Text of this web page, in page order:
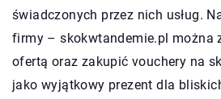
świadczonych przez nich usług.
firmy – skokwtandemie.pl można
ofertą oraz zakupić vouchery na
jako wyjątkowy prezent dla